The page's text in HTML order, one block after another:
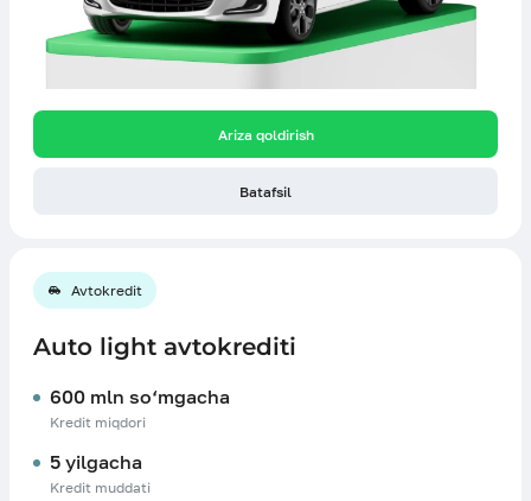
Ariza qoldirish
Batafsil
Avtokredit
Auto light avtokrediti
600 mln so‘mgacha
Kredit miqdori
5 yilgacha
Kredit muddati